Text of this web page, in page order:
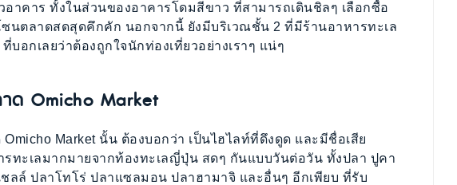
าคาร ทั้งในส่วนของอาคารโดมสีขาว ที่สามารถเดินชิลๆ เลือกซื้อ
นตลาดสดสุดคึกคัก นอกจากนี้ ยังมีบริเวณชั้น 2 ที่มีร้านอาหารทะเล
อกเลยว่าต้องถูกใจนักท่องเที่ยวอย่างเราๆ แน่ๆ
ด Omicho Market
Market นั้น ต้องบอกว่า เป็นไฮไลท์ที่ดึงดูด และมีชื่อเสีย
ทะเลมากมายจากท้องทะเลญี่ปุ่น สดๆ กันแบบวันต่อวัน ทั้งปลา ปูคา
ลล์ ปลาโทโร่ ปลาแซลมอน ปลาฮามาจิ และอื่นๆ อีกเพียบ ที่รับ